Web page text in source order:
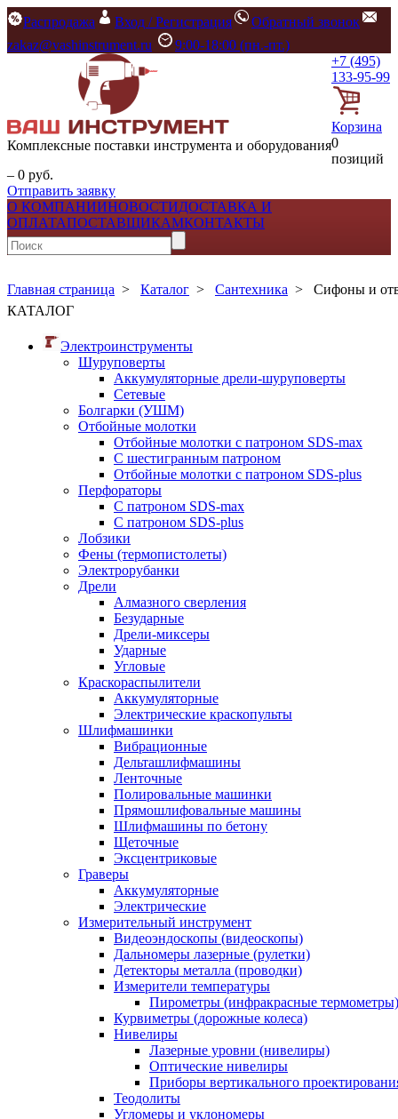
Распродажа Вход / Регистрация
Обратный звонок
zakaz@vashinstrument.ru
9:00-18:00 (пн.-пт.)
Комплексные поставки инструмента и оборудования
+7 (495)
133-95-99
Корзина
0
позиций
– 0 руб.
Отправить заявку
О КОМПАНИИНОВОСТИДОСТАВКА И
ОПЛАТАПОСТАВЩИКАМКОНТАКТЫ
Главная страница > Каталог > Сантехника > Сифоны и
КАТАЛОГ
Электроинструменты
Шуруповерты
Аккумуляторные дрели-шуруповерты
Сетевые
Болгарки (УШМ)
Отбойные молотки
Отбойные молотки с патроном SDS-max
С шестигранным патроном
Отбойные молотки с патроном SDS-plus
Перфораторы
С патроном SDS-max
С патроном SDS-plus
Лобзики
Фены (термопистолеты)
Электрорубанки
Дрели
Алмазного сверления
Безударные
Дрели-миксеры
Ударные
Угловые
Краскораспылители
Аккумуляторные
Электрические краскопульты
Шлифмашинки
Вибрационные
Дельташлифмашины
Ленточные
Полировальные машинки
Прямошлифовальные машины
Шлифмашины по бетону
Щеточные
Эксцентриковые
Граверы
Аккумуляторные
Электрические
Измерительный инструмент
Видеоэндоскопы (видеоскопы)
Дальномеры лазерные (рулетки)
Детекторы металла (проводки)
Измерители температуры
Пирометры (инфракрасные термометры)
Курвиметры (дорожные колеса)
Нивелиры
Лазерные уровни (нивелиры)
Оптические нивелиры
Приборы вертикального
Теодолиты
Угломеры и уклономеры